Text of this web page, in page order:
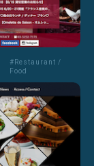
#Restaurant /
Food